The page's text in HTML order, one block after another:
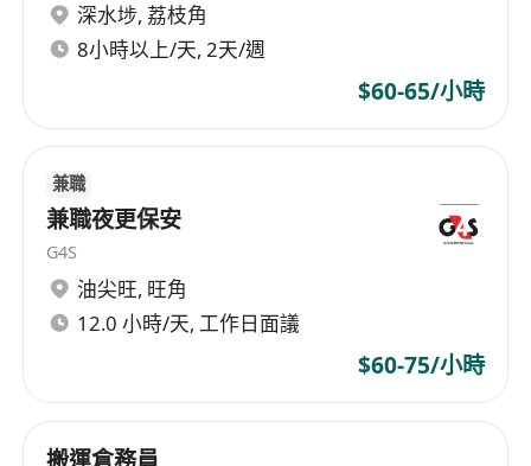
務經驗者優先
精通粵語，能以中文流暢書寫各類工作文件；具
基本英文及普通話溝通能力，可應對多元顧客需
誠實可靠、責任心強、勤奮主動
福利
酌情性花紅
醫療福利計劃
深水埗, 荔枝角
8小時以上/天, 2天/週
$60-65/小時
兼職
兼職夜更保安
G4S
油尖旺, 旺角
12.0 小時/天, 工作日面議
$60-75/小時
搬運倉務員